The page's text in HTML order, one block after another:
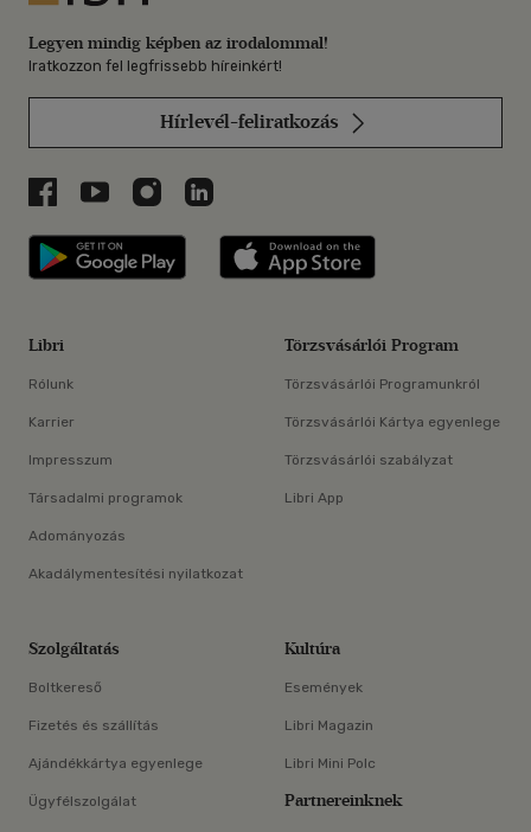
Legyen mindig képben az irodalommal!
Iratkozzon fel legfrissebb híreinkért!
Hírlevél-feliratkozás
Libri a Facebookon
Libri a Youtube-on
Libri az Instagramon
Libri a LinkedInen
Libri applikáció Szerezd meg: Google
Libri
Rólunk
Karrier
Impresszum
Társadalmi programok
Adományozás
Akadálymentesítési nyilatkozat
Törzsvásárlói Program
Törzsvásárlói Programunkról
Törzsvásárlói Kártya egyenlege
Törzsvásárlói szabályzat
Libri App
Szolgáltatás
Boltkereső
Fizetés és szállítás
Ajándékkártya egyenlege
Ügyfélszolgálat
Kultúra
Események
Libri Magazin
Libri Mini Polc
Partnereinknek